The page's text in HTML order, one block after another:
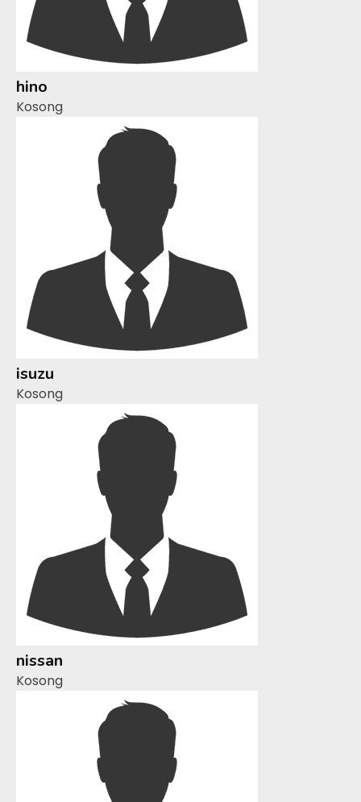
hino
Kosong
isuzu
Kosong
nissan
Kosong